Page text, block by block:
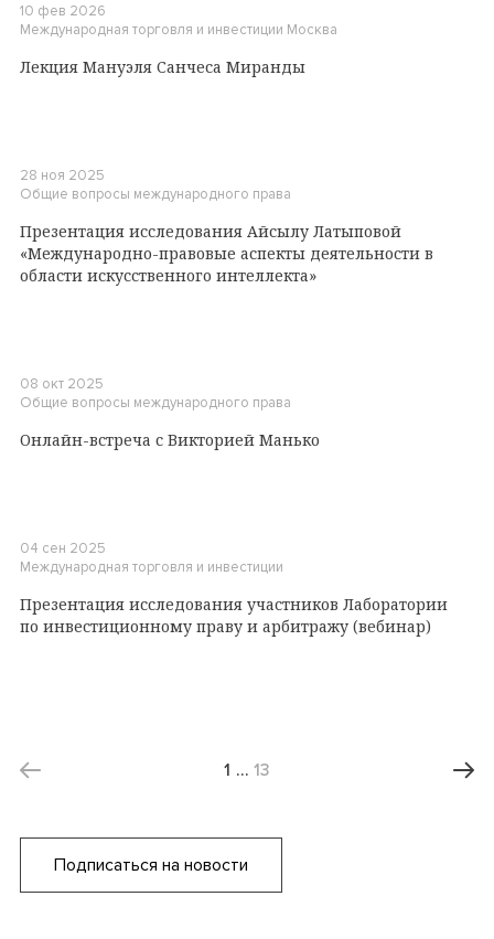
10 фев 2026
Международная торговля и инвестиции Москва
Лекция Мануэля Санчеса Миранды
28 ноя 2025
Общие вопросы международного права
Презентация исследования Айсылу Латыповой
«Международно-правовые аспекты деятельности в
области искусственного интеллекта»
08 окт 2025
Общие вопросы международного права
Онлайн-встреча с Викторией Манько
04 сен 2025
Международная торговля и инвестиции
Презентация исследования участников Лаборатории
по инвестиционному праву и арбитражу (вебинар)
1 … 13
Подписаться на новости